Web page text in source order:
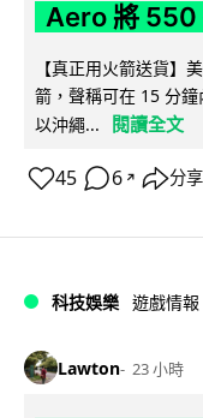
Aero 將 550
【真正用火箭送貨】
箭，聲稱可在 15 分
以沖繩...
閱讀全文
45 6 ↗ 分享
科技娛樂 遊戲情報
Lawton 23 小時